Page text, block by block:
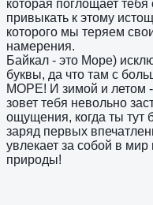
которая поглощает
привыкать к этому
которого мы теряем
намерения.
Байкал - это Море)
буквы, да что там с
МОРЕ! И зимой и летом
зовет тебя невольно
ощущения, когда ты тут
заряд первых
увлекает за собой в
природы!